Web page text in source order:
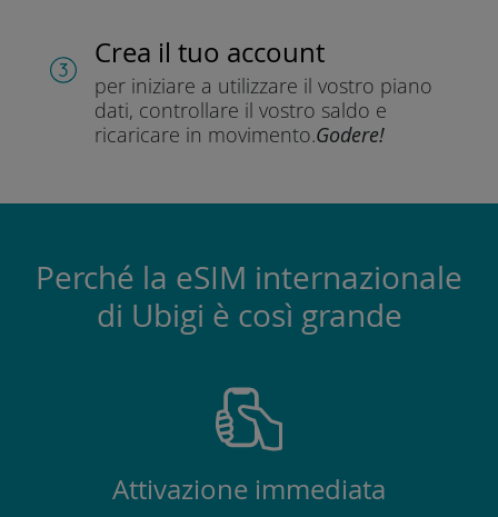
Crea il tuo account
per iniziare a utilizzare il vostro piano
dati, controllare il vostro saldo e
ricaricare in movimento.Godere!
Perché la eSIM internazionale
di Ubigi è così grande
Attivazione immediata